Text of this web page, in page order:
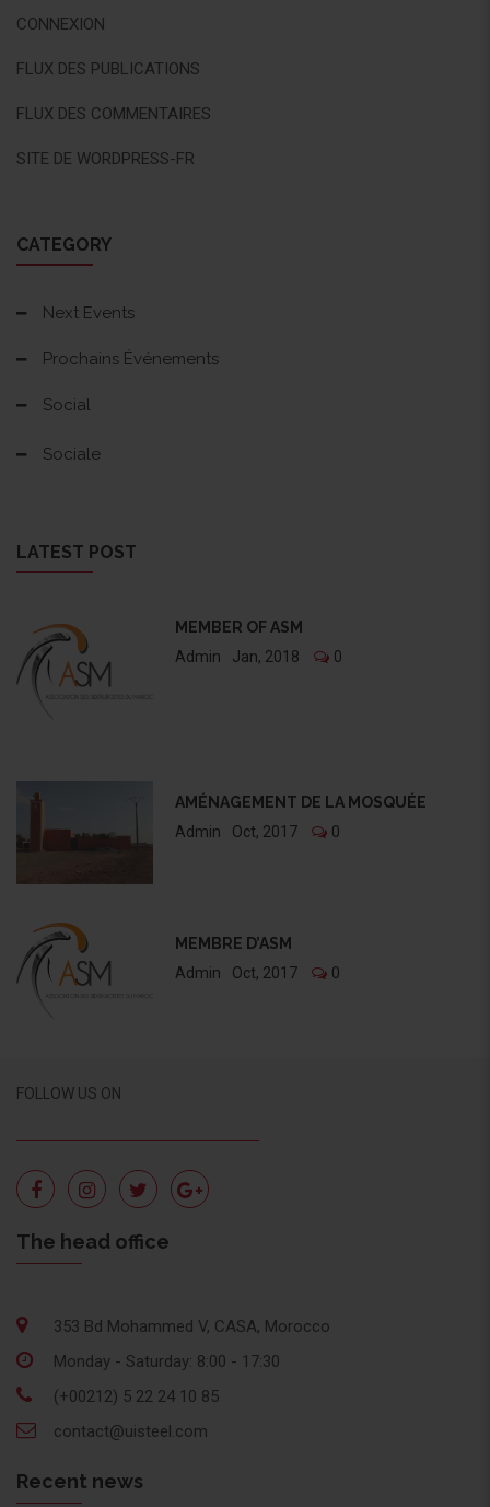
CONNEXION
FLUX DES PUBLICATIONS
FLUX DES COMMENTAIRES
SITE DE WORDPRESS-FR
CATEGORY
Next Events
Prochains Événements
Social
Sociale
LATEST POST
MEMBER OF ASM
Admin
Jan, 2018 0
AMÉNAGEMENT DE LA MOSQUÉE
Admin
Oct, 2017 0
MEMBRE D’ASM
Admin
Oct, 2017 0
FOLLOW US ON
The head office
353 Bd Mohammed V, CASA, Morocco
Monday - Saturday: 8:00 - 17:30
(+00212) 5 22 24 10 85
contact@uisteel.com
Recent news